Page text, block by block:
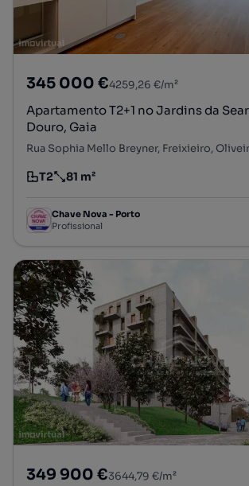
345 000 €4259,26 €/m²
Apartamento T2+1 no Jardins da
Douro, Gaia
Tipologia
T2
Preço por metro quadrado
81 m²
Chave Nova - Porto
Profissional
349 900 €3644,79 €/m²